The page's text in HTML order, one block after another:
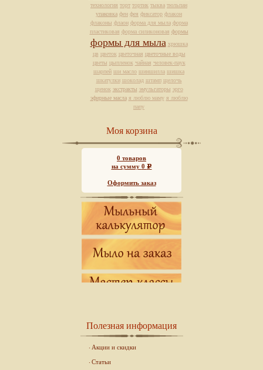
технология торт тортик тыква тюльпан
упаковка фен фея фиксатор флакон
флаконы флаон форма для мыла форма
пластиковая форма силиконовая формы
формы для мыла хрюшка
цв цветок цветочная цветочные воды
цветы цыпленок чайная человек-паук
шарпей ши масло шиншилла шишка
шкатулки шоколад штамп щелочь
щенок экстракты эмульгаторы эрго
эфирные масла я люблю маму я люблю
папу
Моя корзина
0 товаров
на сумму 0 Р
Оформить заказ
Полезная информация
Акции и скидки
Статьи